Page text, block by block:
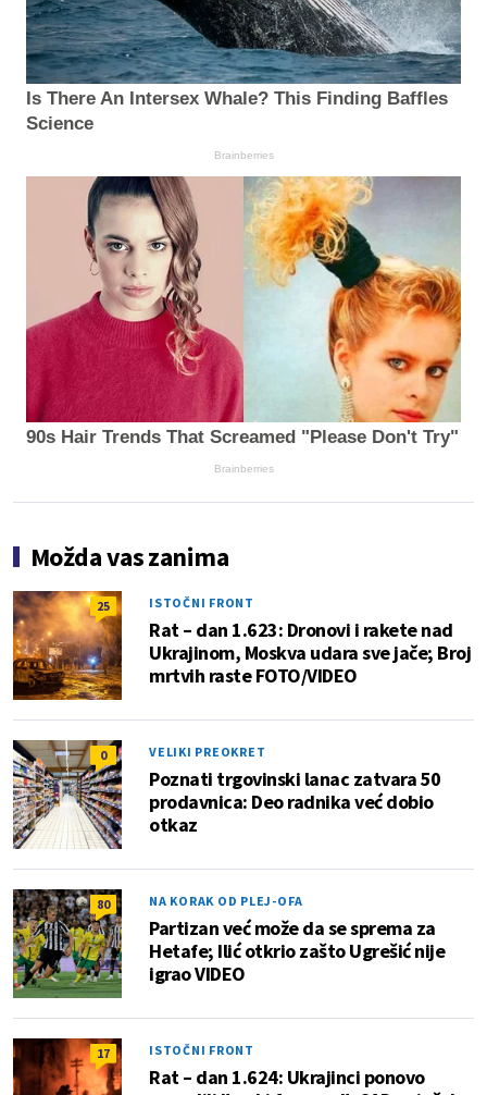
Is There An Intersex Whale? This Finding Baffles
Science
Brainberries
90s Hair Trends That Screamed "Please Don't Try"
Brainberries
Možda vas zanima
25 ISTOČNI FRONT
Rat – dan 1.623: Dronovi i rakete nad
Ukrajinom, Moskva udara sve jače; Broj
mrtvih raste FOTO/VIDEO
0 VELIKI PREOKRET
Poznati trgovinski lanac zatvara 50
prodavnica: Deo radnika već dobio
otkaz
80 NA KORAK OD PLEJ-OFA
Partizan već može da se sprema za
Hetafe; Ilić otkrio zašto Ugrešić nije
igrao VIDEO
17 ISTOČNI FRONT
Rat – dan 1.624: Ukrajinci ponovo